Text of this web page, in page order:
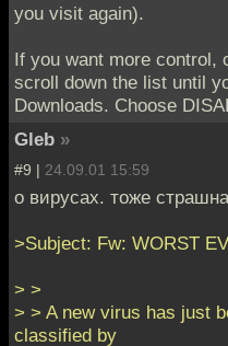
you visit again).
If you want more control,
scroll down the list until
Downloads. Choose
Gleb »
#9 | 24.09.01 15:59
о вирусах. тоже
>Subject: Fw: WORST
> >
> > A new virus has just
classified by